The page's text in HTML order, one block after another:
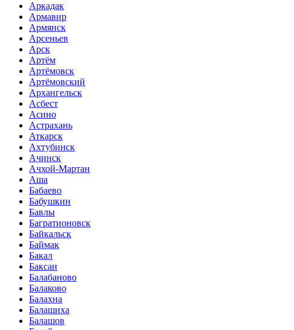
Аркадак
Армавир
Армянск
Арсеньев
Арск
Артём
Артёмовск
Артёмовский
Архангельск
Асбест
Асино
Астрахань
Аткарск
Ахтубинск
Ачинск
Ачхой-Мартан
Аша
Бабаево
Бабушкин
Бавлы
Багратионовск
Байкальск
Баймак
Бакал
Баксан
Балабаново
Балаково
Балахна
Балашиха
Балашов